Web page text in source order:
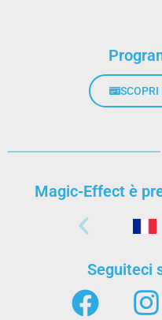
Magic-Effect è
Seguiteci